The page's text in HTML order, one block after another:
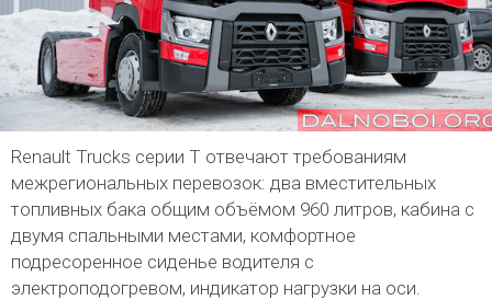
Renault Trucks серии Т отвечают требованиям
межрегиональных перевозок: два вместительных
топливных бака общим объёмом 960 литров, кабина с
двумя спальными местами, комфортное
подресоренное сиденье водителя с
электроподогревом, индикатор нагрузки на оси.